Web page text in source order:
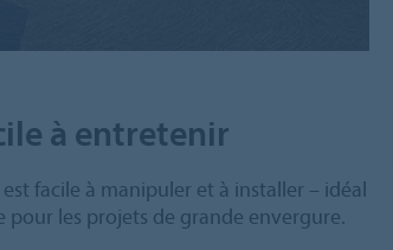
à entretenir
facile à manipuler et à installer – idéal
pour les projets de grande envergure.